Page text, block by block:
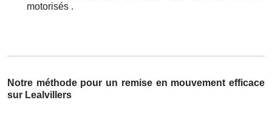
motorisés .
Notre méthode pour un remise en mouvement efficace
sur Lealvillers